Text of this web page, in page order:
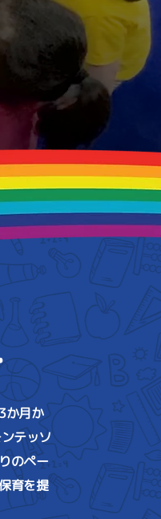
か月か
テッソ
のペー
育を提